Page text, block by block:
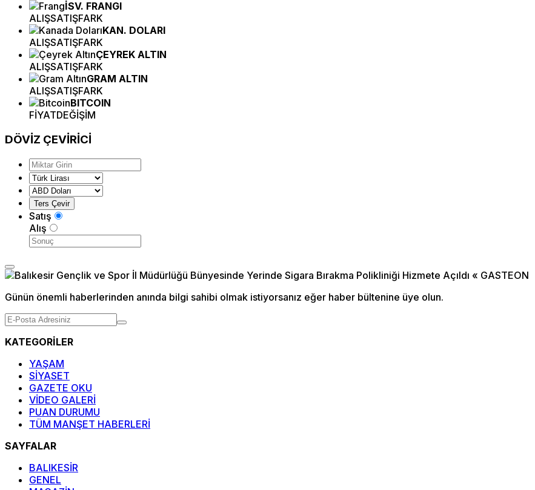
İSV. FRANGI
ALIŞSATIŞFARK
KAN. DOLARI
ALIŞSATIŞFARK
ÇEYREK ALTIN
ALIŞSATIŞFARK
GRAM ALTIN
ALIŞSATIŞFARK
BITCOIN
FİYATDEĞİŞİM
DÖVİZ ÇEVİRİCİ
Satış
Alış
Günün önemli haberlerinden anında bilgi sahibi olmak istiyorsanız eğer haber bültenine üye olun.
KATEGORİLER
YAŞAM
SİYASET
GAZETE OKU
VİDEO GALERİ
PUAN DURUMU
TÜM MANŞET HABERLERİ
SAYFALAR
BALIKESİR
GENEL